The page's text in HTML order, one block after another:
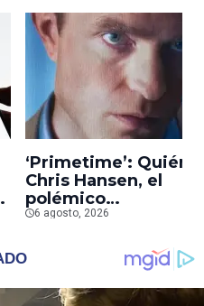
‘Primetime’: Quién
Chris Hansen, el
polémico
presentador que
interpreta en su
nueva película
6 agosto, 2026